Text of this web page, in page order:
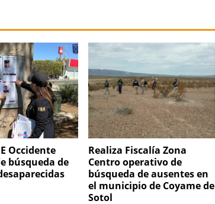
Occidente
búsqueda de
Realiza Fiscalía Zona
Centro operativo de
búsqueda de ausentes en
el municipio de Coyame de
Sotol